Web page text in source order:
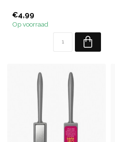
€4,99
Op voorraad